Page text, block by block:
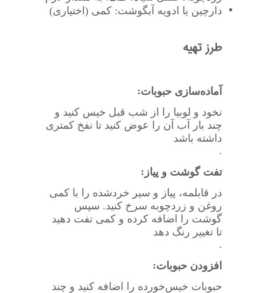
دارچین یا ادویه آبگوشت: کمی (اختیاری)
طرز تهیه
آماده‌سازی حبوبات:
نخود و لوبیا را از شب قبل خیس کنید و
چند بار آب آن را عوض کنید تا نفخ کمتری
داشته باشد
.
تفت گوشت و پیاز :
در قابلمه، پیاز و سیر خردشده را با کمی
روغن و زردچوبه سرخ کنید. سپس
گوشت را اضافه کرده و کمی تفت دهید
تا تغییر رنگ دهد
.
افزودن حبوبات:
حبوبات خیس‌خورده را اضافه کنید و چند